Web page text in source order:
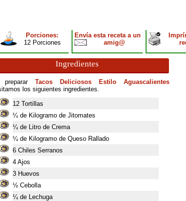
Porciones:
12 Porciones
Envía esta receta a un
amig@
Ingredientes
preparar Tacos Deliciosos Estilo Aguascalientes
los siguientes ingredientes.
12 Tortillas
¼ de Kilogramo de Jitomates
¼ de Litro de Crema
¼ de Kilogramo de Queso Rallado
6 Chiles Serranos
4 Ajos
3 Huevos
½ Cebolla
¼ de Lechuga